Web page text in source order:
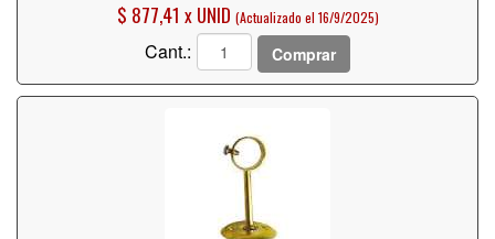
$ 877,41 x UNID (Actualizado el 16/9/2025)
Cant.: Comprar